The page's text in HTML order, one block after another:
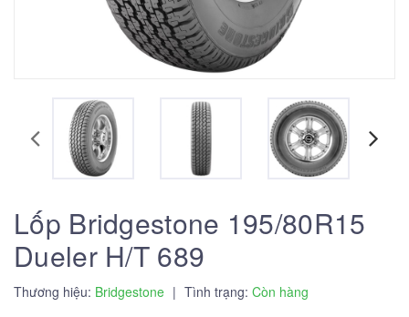
Lốp Bridgestone 195/80R15
Dueler H/T 689
Thương hiệu: Bridgestone | Tình trạng: Còn hàng